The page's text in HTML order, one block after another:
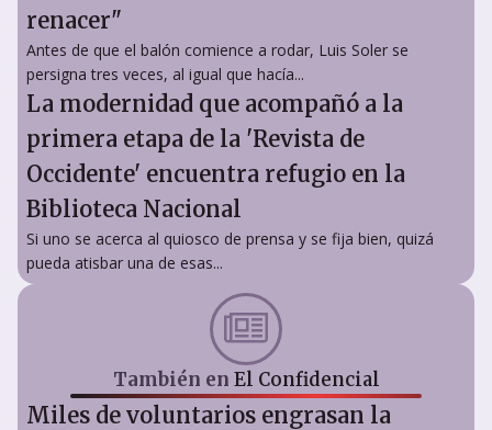
renacer"
Antes de que el balón comience a rodar, Luis Soler se
persigna tres veces, al igual que hacía...
La modernidad que acompañó a la
primera etapa de la 'Revista de
Occidente' encuentra refugio en la
Biblioteca Nacional
Si uno se acerca al quiosco de prensa y se fija bien, quizá
pueda atisbar una de esas...
También en El Confidencial
Miles de voluntarios engrasan la